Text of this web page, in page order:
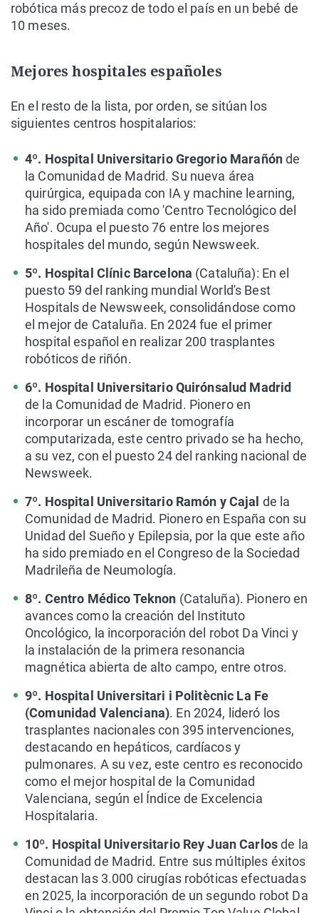
robótica más precoz de todo el país en un bebé de
10 meses.
Mejores hospitales españoles
En el resto de la lista, por orden, se sitúan los
siguientes centros hospitalarios:
4º. Hospital Universitario Gregorio Marañónde
la Comunidad de Madrid. Su nueva área
quirúrgica, equipada con IA y machine learning,
ha sido premiada como 'Centro Tecnológico del
Año'. Ocupa el puesto 76 entre los mejores
hospitales del mundo, según Newsweek.
5º. Hospital Clínic Barcelona (Cataluña): En el
puesto 59 del ranking mundial World's Best
Hospitals de Newsweek, consolidándose como
el mejor de Cataluña. En 2024 fue el primer
hospital español en realizar 200 trasplantes
robóticos de riñón.
6º. Hospital Universitario Quirónsalud Madrid
de la Comunidad de Madrid. Pionero en
incorporar un escáner de tomografía
computarizada, este centro privado se ha hecho,
a su vez, con el puesto 24 del ranking nacional de
Newsweek.
7º. Hospital Universitario Ramón y Cajal de la
Comunidad de Madrid. Pionero en España con su
Unidad del Sueño y Epilepsia, por la que este año
ha sido premiado en el Congreso de la Sociedad
Madrileña de Neumología.
8º. Centro Médico Teknon (Cataluña). Pionero en
avances como la creación del Instituto
Oncológico, la incorporación del robot Da Vinci y
la instalación de la primera resonancia
magnética abierta de alto campo, entre otros.
9º. Hospital Universitari i Politècnic La Fe
(Comunidad Valenciana). En 2024, lideró los
trasplantes nacionales con 395 intervenciones,
destacando en hepáticos, cardíacos y
pulmonares. A su vez, este centro es reconocido
como el mejor hospital de la Comunidad
Valenciana, según el Índice de Excelencia
Hospitalaria.
10º. Hospital Universitario Rey Juan Carlosde la
Comunidad de Madrid. Entre sus múltiples éxitos
destacan las 3.000 cirugías robóticas efectuadas
en 2025, la incorporación de un segundo robot Da